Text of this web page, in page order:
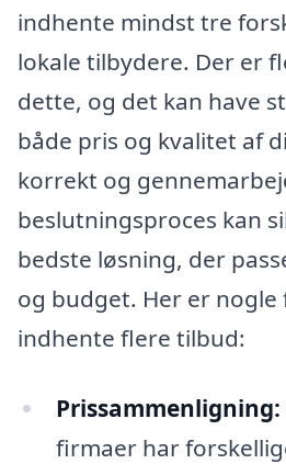
indhente mindst tre
lokale tilbydere. Der er
dette, og det kan have
både pris og kvalitet af
korrekt og
beslutningsproces kan
bedste løsning, der
og budget. Her er nogle
indhente flere tilbud:
Prissammenligning:
firmaer har